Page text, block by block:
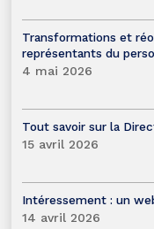
Transformations et
représentants du
4 mai 2026
Tout savoir sur la
15 avril 2026
Intéressement : un
14 avril 2026